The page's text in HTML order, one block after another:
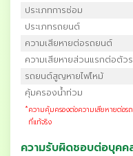
ประเภทการซ่อม
ประเภทรถยนต์
ความเสียหายต่อรถยนต์
ความเสียหายส่วนแรกต่อตัว
รถยนต์สูญหายไฟไหม้
คุ้มครองน้ำท่วม
*ความคุ้มครองต่อความเสียหายต่อ
ที่แท้จริง
ความรับผิดชอบต่อบุคค